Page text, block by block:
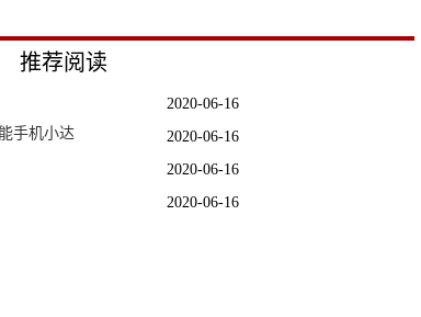
推荐阅读
2020-06-16
2020-06-16
手机小达
2020-06-16
2020-06-16